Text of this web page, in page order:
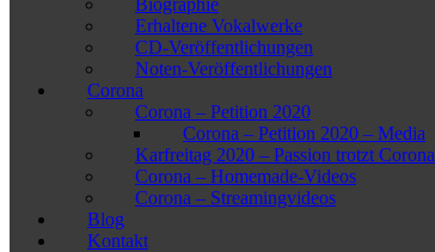
Biographie
Erhaltene Vokalwerke
CD-Veröffentlichungen
Noten-Veröffentlichungen
Corona
Corona – Petition 2020
Corona – Petition 2020 – Media
Karfreitag 2020 – Passion trotzt Corona
Corona – Homemade-Videos
Corona – Streamingvideos
Blog
Kontakt